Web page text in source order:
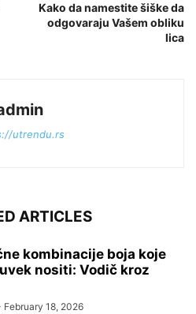
Kako da namestite šiške da
odgovaraju Vašem obliku
lica
utrendu.rs
ARTICLES
kombinacije boja koje
nositi: Vodič kroz
February 18, 2026